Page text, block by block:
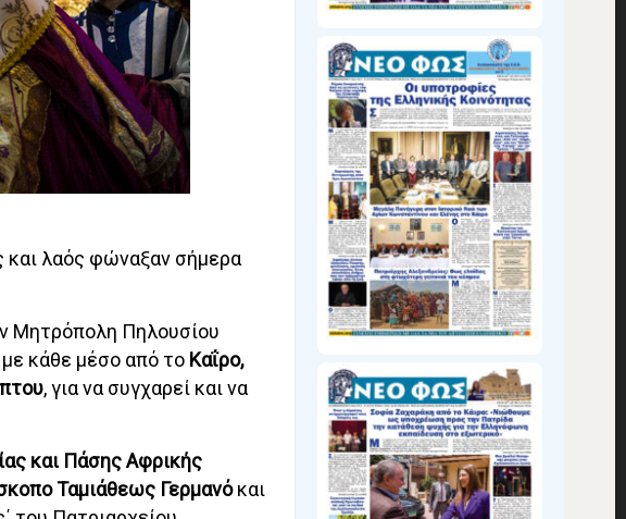
και λαός φώναξαν σήμερα
Μητρόπολη Πηλουσίου
κάθε μέσο από το Καΐρο,
, για να συγχαρεί και να
και Πάσης Αφρικής
Ταμιάθεως Γερμανόκαι